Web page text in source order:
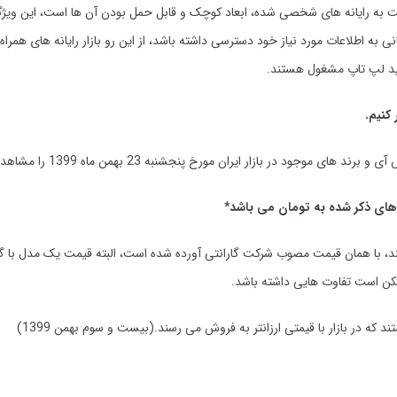
رایانه های شخصی شده، ابعاد کوچک و قابل حمل بودن آن ها است، این
مورد نیاز خود دسترسی داشته باشد، از این رو بازار رایانه های
لپ تاپ مشغول هستند.
کنیم.
ایران مورخ پنجشنبه 23 بهمن ماه 1399 را مشاهده می کنید.
ذکر شده به تومان می باشد*
با همان قیمت مصوب شرکت گارانتی آورده شده است، البته قیمت یک مدل با
است تفاوت هایی داشته باشد.
در بازار با قیمتی ارزانتر به فروش می رسند.(بیست و سوم بهمن 1399)